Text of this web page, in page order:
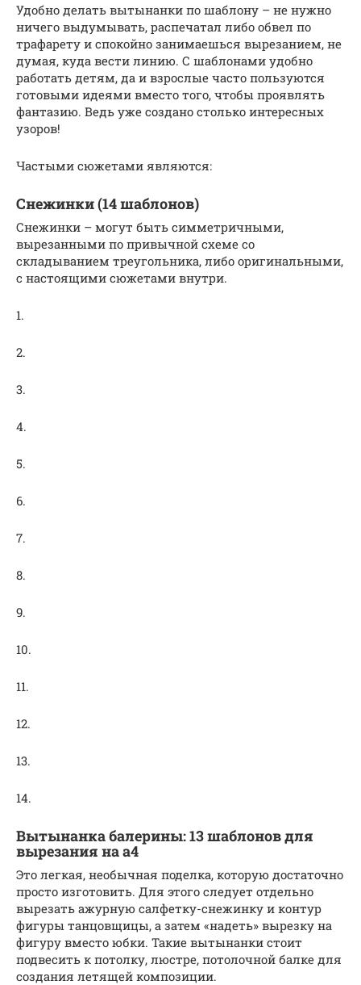
Удобно делать вытынанки по шаблону – не нужно
ничего выдумывать, распечатал либо обвел по
трафарету и спокойно занимаешься вырезанием, не
думая, куда вести линию. С шаблонами удобно
работать детям, да и взрослые часто пользуются
готовыми идеями вместо того, чтобы проявлять
фантазию. Ведь уже создано столько интересных
узоров!
Частыми сюжетами являются:
Снежинки (14 шаблонов)
Снежинки – могут быть симметричными,
вырезанными по привычной схеме со
складыванием треугольника, либо оригинальными,
с настоящими сюжетами внутри.
1.
2.
3.
4.
5.
6.
7.
8.
9.
10.
11.
12.
13.
14.
Вытынанка балерины: 13 шаблонов для
вырезания на а4
Это легкая, необычная поделка, которую достаточно
просто изготовить. Для этого следует отдельно
вырезать ажурную салфетку-снежинку и контур
фигуры танцовщицы, а затем «надеть» вырезку на
фигуру вместо юбки. Такие вытынанки стоит
подвесить к потолку, люстре, потолочной балке для
создания летящей композиции.